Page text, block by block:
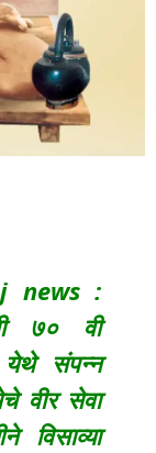
news :
७० वी
येथे संपन्न
वीर सेवा
विसाव्या